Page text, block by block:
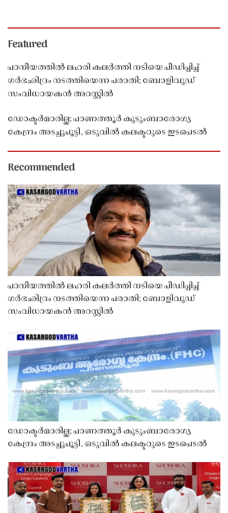
Featured
പാനീയത്തിൽ ലഹരി കലർത്തി നടിയെ പീഡിപ്പിച്ച്
ഗർഭഛിദ്രം നടത്തിയെന്ന പരാതി; ബോളിവുഡ്
സംവിധായകൻ അറസ്റ്റിൽ
ഡോക്ടർമാരില്ല; പാണത്തൂർ കുടുംബാരോഗ്യ
കേന്ദ്രം അടച്ചുപൂട്ടി, ഒടുവിൽ കലക്ടറുടെ ഇടപെടൽ
Recommended
പാനീയത്തിൽ ലഹരി കലർത്തി നടിയെ പീഡിപ്പിച്ച്
ഗർഭഛിദ്രം നടത്തിയെന്ന പരാതി; ബോളിവുഡ്
സംവിധായകൻ അറസ്റ്റിൽ
ഡോക്ടർമാരില്ല; പാണത്തൂർ കുടുംബാരോഗ്യ
കേന്ദ്രം അടച്ചുപൂട്ടി, ഒടുവിൽ കലക്ടറുടെ ഇടപെടൽ